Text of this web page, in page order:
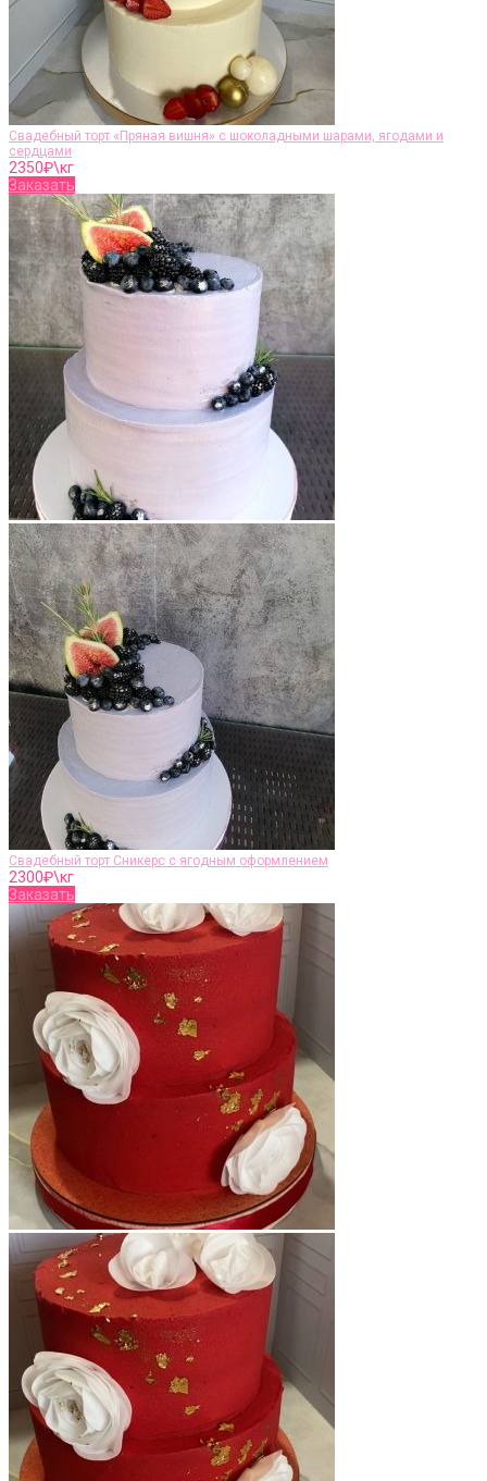
Свадебный торт «Пряная вишня» с шоколадными шарами, ягодами и
сердцами
2350₽\кг
Заказать
Свадебный торт Сникерс с ягодным оформлением
2300₽\кг
Заказать